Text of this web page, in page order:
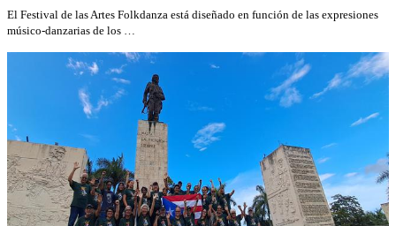
El Festival de las Artes Folkdanza está diseñado en función de las expresiones
músico-danzarias de los …